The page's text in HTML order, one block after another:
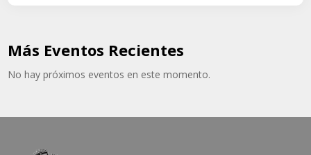
Más Eventos Recientes
No hay próximos eventos en este momento.